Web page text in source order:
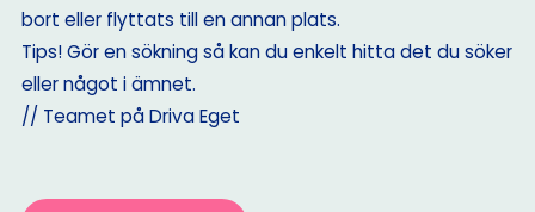
bort eller flyttats till en annan plats.
Tips! Gör en sökning så kan du enkelt hitta det du söker
eller något i ämnet.
// Teamet på Driva Eget